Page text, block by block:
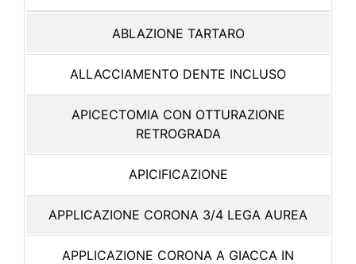
ABLAZIONE TARTARO
ALLACCIAMENTO DENTE INCLUSO
APICECTOMIA CON OTTURAZIONE
RETROGRADA
APICIFICAZIONE
APPLICAZIONE CORONA 3/4 LEGA AUREA
APPLICAZIONE CORONA A GIACCA IN